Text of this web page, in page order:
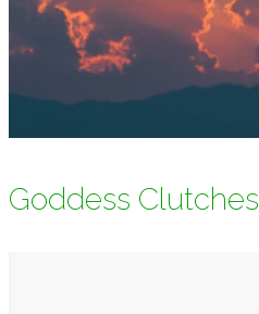
Goddess Clutches